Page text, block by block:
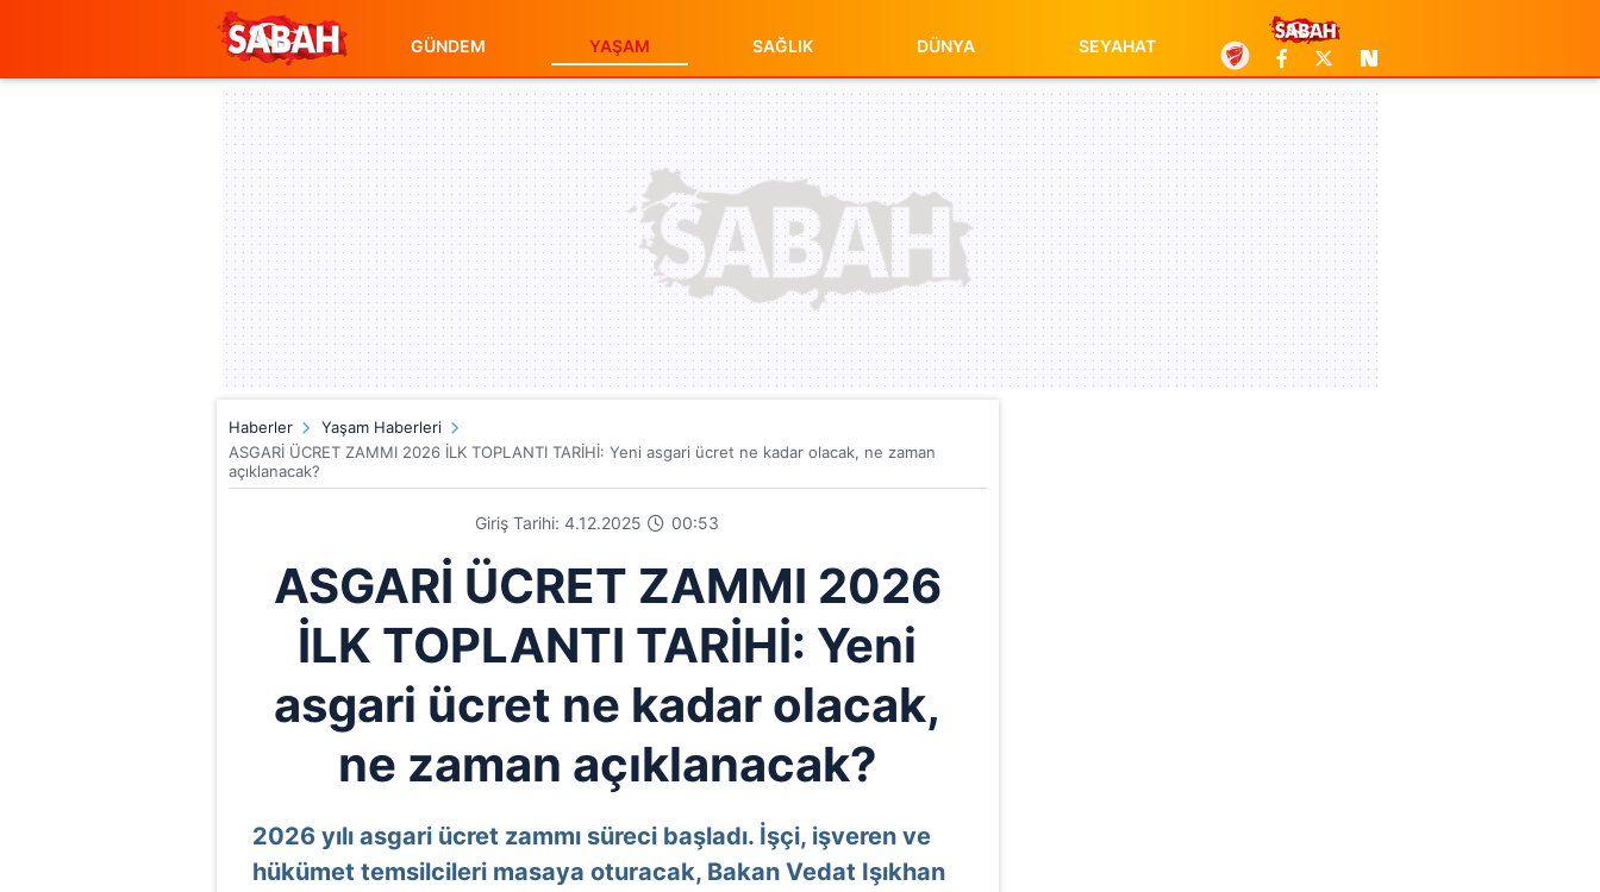
GÜNDEM YAŞAM SAĞLIK DÜNYA SEYAHAT
Haberler
Yaşam Haberleri
ASGARİ ÜCRET ZAMMI 2026 İLK TOPLANTI TARİHİ: Yeni asgari ücret ne kadar olacak, ne zaman
açıklanacak?
Giriş Tarihi: 4.12.2025 00:53
ASGARİ ÜCRET ZAMMI 2026
İLK TOPLANTI TARİHİ: Yeni
asgari ücret ne kadar olacak,
ne zaman açıklanacak?
2026 yılı asgari ücret zammı süreci başladı. İşçi, işveren ve
hükümet temsilcileri masaya oturacak, Bakan Vedat Işıkhan